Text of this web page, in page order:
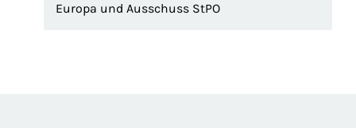
Europa und Ausschuss StPO